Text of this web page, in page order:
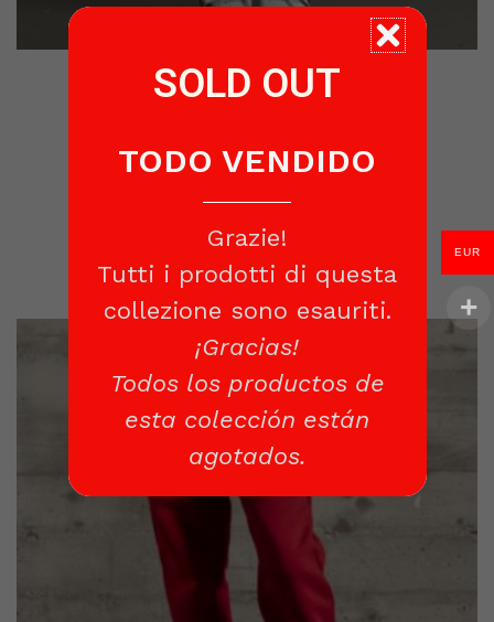
Black child’s pants
READ MORE
EUR
SOLD OUT
TODO VENDIDO
Grazie!
Tutti i prodotti di questa
collezione sono esauriti.
¡Gracias!
Todos los productos de
esta colección están
agotados.